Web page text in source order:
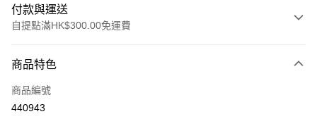
付款與運送
自提點滿HK$300.00免運費
信用卡
Apple Pay
商品特色
商品編號
440943